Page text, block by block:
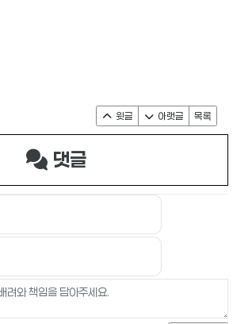
윗글 아랫글 목록
댓글